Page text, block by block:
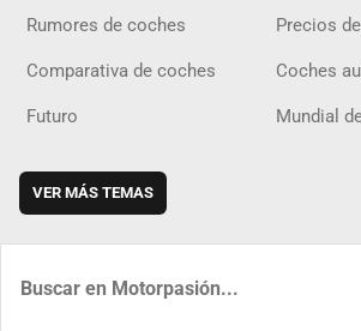
Rumores de coches Precios
Comparativa de coches Coches
Futuro Mundial
VER MÁS TEMAS